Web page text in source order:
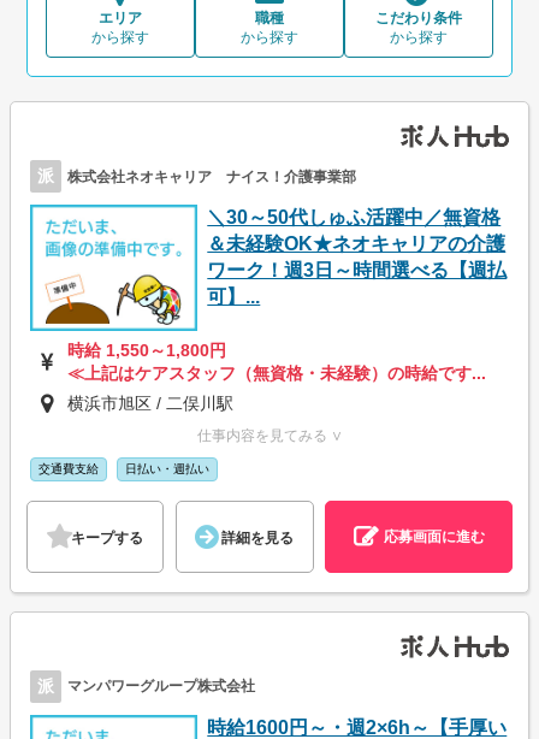
エリア
から探す
職種
から探す
こだわり条件
から探す
派 株式会社ネオキャリア ナイス！介護事業部
＼30～50代しゅふ活躍中／無資格
＆未経験OK★ネオキャリアの介護
ワーク！週3日～時間選べる【週払
可】...
時給 1,550～1,800円
≪上記はケアスタッフ（無資格・未経験）の時給です...
横浜市旭区 / 二俣川駅
仕事内容を見てみる ∨
交通費支給 日払い・週払い
キープする 詳細を見る 応募画面に進む
派 マンパワーグループ株式会社
時給1600円～・週2×6h～【手厚い